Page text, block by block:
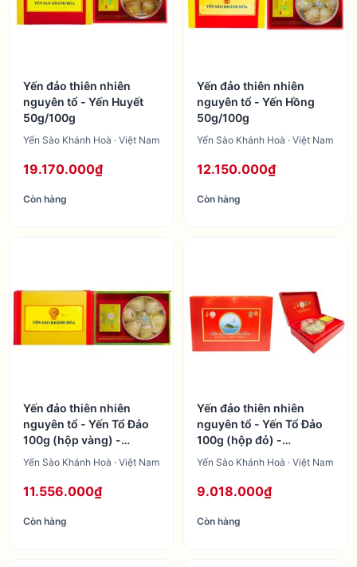
Yến đảo thiên nhiên
nguyên tổ - Yến Huyết
50g/100g
Yến Sào Khánh Hoà · Việt Nam
19.170.000₫
Còn hàng
Yến đảo thiên nhiên
nguyên tổ - Yến Hồng
50g/100g
Yến Sào Khánh Hoà · Việt Nam
12.150.000₫
Còn hàng
Yến đảo thiên nhiên
nguyên tổ - Yến Tổ Đảo
100g (hộp vàng) -
TP1/TP2
Yến Sào Khánh Hoà · Việt Nam
11.556.000₫
Còn hàng
Yến đảo thiên nhiên
nguyên tổ - Yến Tổ Đảo
100g (hộp đỏ) -
TP3/TP4/TP5
Yến Sào Khánh Hoà · Việt Nam
9.018.000₫
Còn hàng